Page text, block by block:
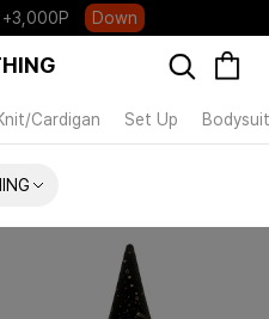
+3,000P
Down
프리오더(~8/10)
Click
Cardigan Set Up Bodysuit